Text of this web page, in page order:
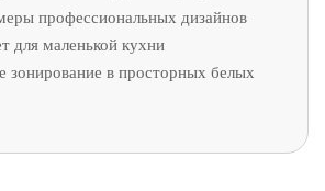
профессиональных дизайнов
для маленькой кухни
зонирование в просторных белых